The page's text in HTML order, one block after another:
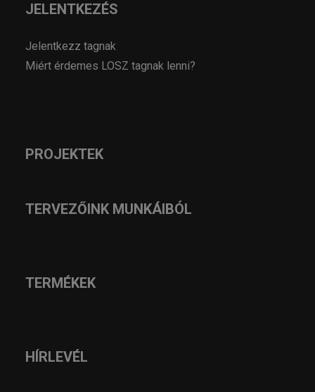
JELENTKEZÉS
Jelentkezz tagnak
Miért érdemes LOSZ tagnak lenni?
PROJEKTEK
TERVEZŐINK MUNKÁIBÓL
TERMÉKEK
HÍRLEVÉL